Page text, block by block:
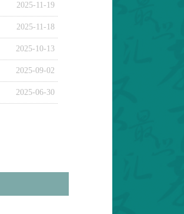
2025-11-19
2025-11-18
2025-10-13
2025-09-02
2025-06-30